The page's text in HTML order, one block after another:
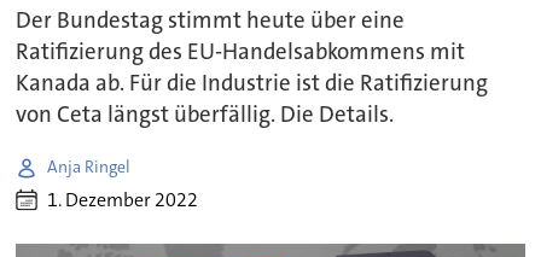
Der Bundestag stimmt heute über eine
Ratifizierung des EU-Handelsabkommens mit
Kanada ab. Für die Industrie ist die Ratifizierung
von Ceta längst überfällig. Die Details.
Anja Ringel
1. Dezember 2022